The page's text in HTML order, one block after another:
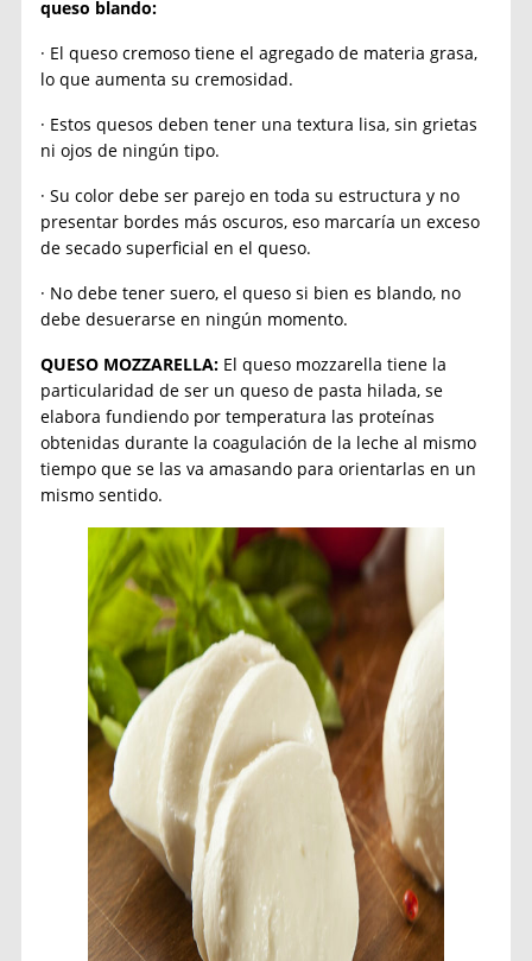
queso blando:
· El queso cremoso tiene el agregado de materia grasa,
lo que aumenta su cremosidad.
· Estos quesos deben tener una textura lisa, sin grietas
ni ojos de ningún tipo.
· Su color debe ser parejo en toda su estructura y no
presentar bordes más oscuros, eso marcaría un exceso
de secado superficial en el queso.
· No debe tener suero, el queso si bien es blando, no
debe desuerarse en ningún momento.
QUESO MOZZARELLA: El queso mozzarella tiene la
particularidad de ser un queso de pasta hilada, se
elabora fundiendo por temperatura las proteínas
obtenidas durante la coagulación de la leche al mismo
tiempo que se las va amasando para orientarlas en un
mismo sentido.